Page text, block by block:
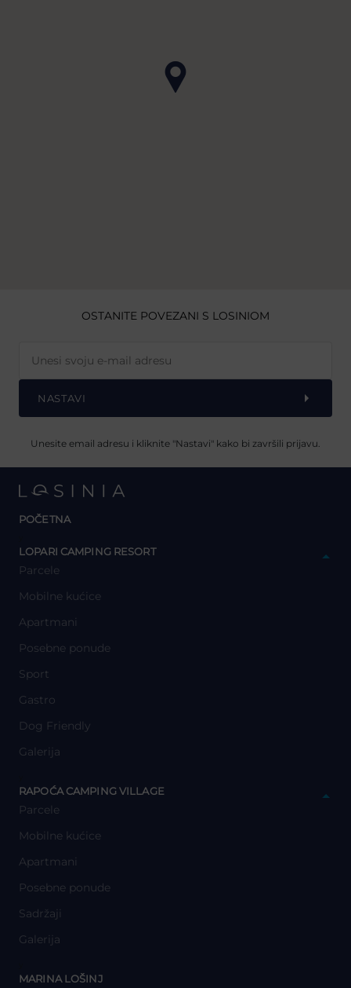
OSTANITE POVEZANI S LOSINIOM
NASTAVI
Unesite email adresu i kliknite "Nastavi" kako bi završili prijavu.
POČETNA
LOPARI CAMPING RESORT
Parcele
Mobilne kućice
Apartmani
Posebne ponude
Sport
Gastro
Dog Friendly
Galerija
RAPOĆA CAMPING VILLAGE
Parcele
Mobilne kućice
Apartmani
Posebne ponude
Sadržaji
Galerija
MARINA LOŠINJ